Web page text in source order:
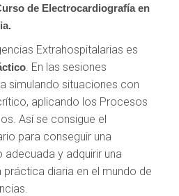
de Electrocardiografía en
Extrahospitalarias es
. En las sesiones
simulando situaciones con
aplicando los Procesos
Así se consigue el
para conseguir una
y adquirir una
diaria en el mundo de